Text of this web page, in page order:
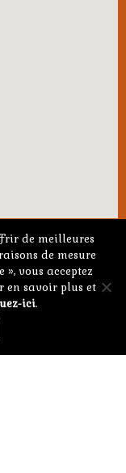
de meilleures
de mesure
», vous acceptez
en savoir plus et
ici.